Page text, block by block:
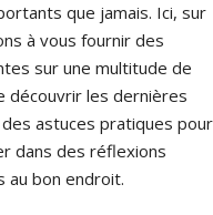
que jamais. Ici, sur
à vous fournir des
sur une multitude de
découvrir les dernières
astuces pratiques pour
dans des réflexions
au bon endroit.